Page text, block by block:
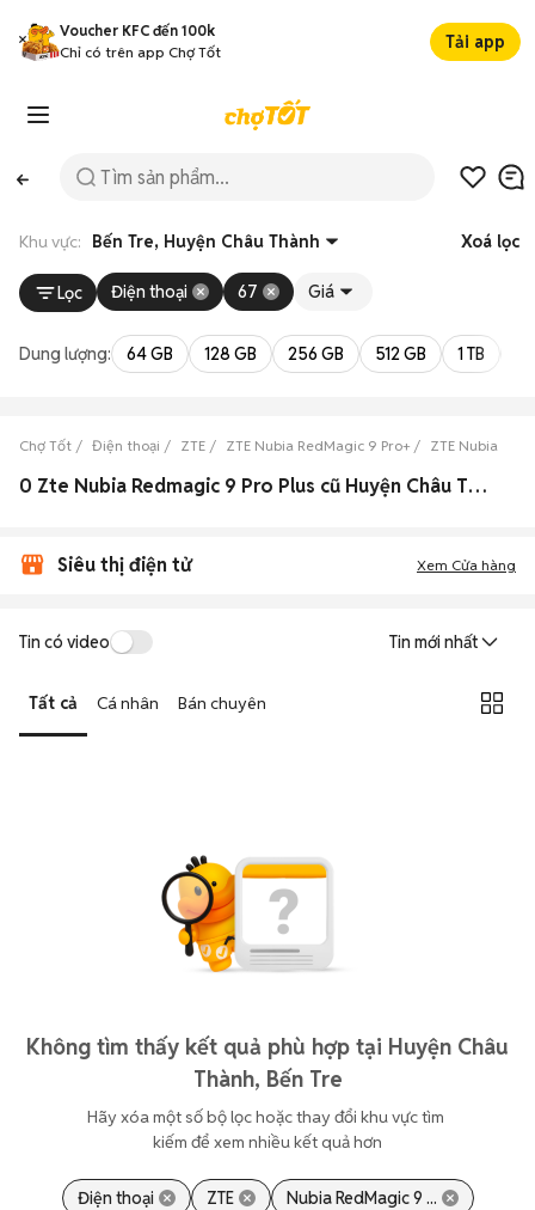
Voucher KFC đến 100k
Chỉ có trên app Chợ Tốt
Tải app
Khu vực: Bến Tre, Huyện Châu Thành Xoá lọc
Lọc Điện thoại 67 Giá
Dung lượng: 64 GB 128 GB 256 GB 512 GB 1 TB
Chợ Tốt Điện thoại ZTE ZTE Nubia RedMagic 9 Pro+ ZTE Nubia
0 Zte Nubia Redmagic 9 Pro Plus cũ Huyện Châu Thành, Bến Tre đẹp
Siêu thị điện tử Xem Cửa hàng
Tin có video Tin mới nhất
Tất cả Cá nhân Bán chuyên
Không tìm thấy kết quả phù hợp tại Huyện Châu
Thành, Bến Tre
Hãy xóa một số bộ lọc hoặc thay đổi khu vực tìm
kiếm để xem nhiều kết quả hơn
Điện thoại ZTE Nubia RedMagic 9 ...